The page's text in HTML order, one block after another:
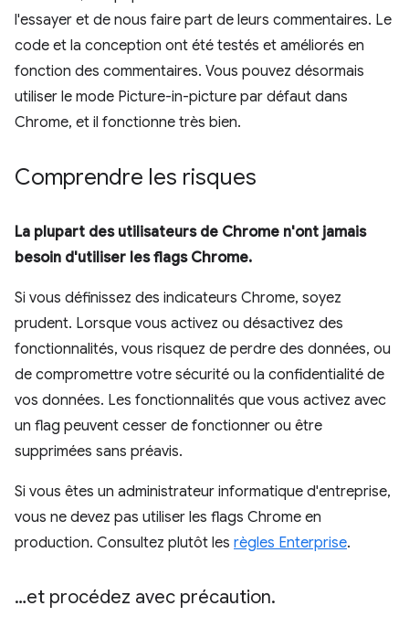
l'essayer et de nous faire part de leurs commentaires. Le
code et la conception ont été testés et améliorés en
fonction des commentaires. Vous pouvez désormais
utiliser le mode Picture-in-picture par défaut dans
Chrome, et il fonctionne très bien.
Comprendre les risques
La plupart des utilisateurs de Chrome n'ont jamais
besoin d'utiliser les flags Chrome.
Si vous définissez des indicateurs Chrome, soyez
prudent. Lorsque vous activez ou désactivez des
fonctionnalités, vous risquez de perdre des données, ou
de compromettre votre sécurité ou la confidentialité de
vos données. Les fonctionnalités que vous activez avec
un flag peuvent cesser de fonctionner ou être
supprimées sans préavis.
Si vous êtes un administrateur informatique d'entreprise,
vous ne devez pas utiliser les flags Chrome en
production. Consultez plutôt les règles Enterprise.
…et procédez avec précaution.